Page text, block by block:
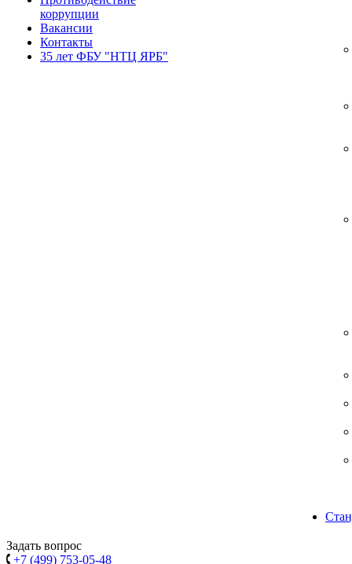
коррупции
Вакансии
Контакты
35 лет ФБУ "НТЦ ЯРБ"
Задать вопрос
+7 (499) 753-05-48